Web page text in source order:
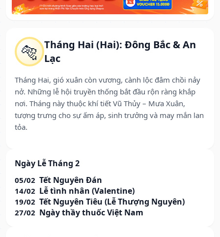
🐅 Tháng Hai (Hai): Đông Bắc & An
Lạc
Tháng Hai, gió xuân còn vương, cành lộc đâm chồi nảy
nở. Những lễ hội truyền thống bắt đầu rộn ràng khắp
nơi. Tháng này thuộc khí tiết Vũ Thủy – Mưa Xuân,
tượng trưng cho sự ấm áp, sinh trưởng và may mắn lan
tỏa.
Ngày Lễ Tháng 2
05/02 Tết Nguyên Đán
14/02 Lễ tình nhân (Valentine)
19/02 Tết Nguyên Tiêu (Lễ Thượng Nguyên)
27/02 Ngày thầy thuốc Việt Nam